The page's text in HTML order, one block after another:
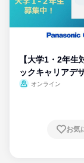
【大学1・2年生
ックキャリアデ
ム
オンライン
お気